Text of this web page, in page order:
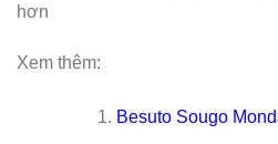
hơn
Xem thêm:
Besuto Sougo